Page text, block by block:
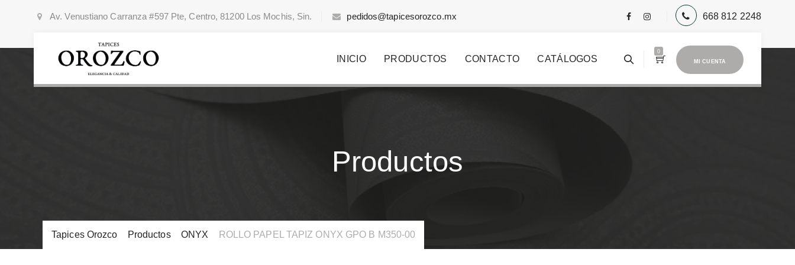
Av. Venustiano Carranza #597 Pte, Centro, 81200 Los Mochis, Sin. pedidos@tapicesorozco.mx 668 812 2248
MI CUENTA
0
INICIO PRODUCTOS CONTACTO CATÁLOGOS
Productos
Tapices Orozco Productos> ONYX ROLLO PAPEL TAPIZ ONYX GPO B M350-00